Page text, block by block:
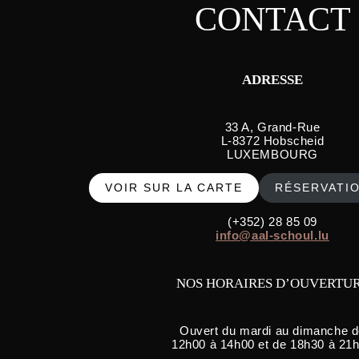
CONTACT
ADRESSE
33 A, Grand-Rue
L-8372 Hobscheid
LUXEMBOURG
VOIR SUR LA CARTE
(+352) 28 85 09
info@aal-schoul.lu
NOS HORAIRES
Ouvert du mardi au dimanche
12h00 à 14h00 et de 18h30 à